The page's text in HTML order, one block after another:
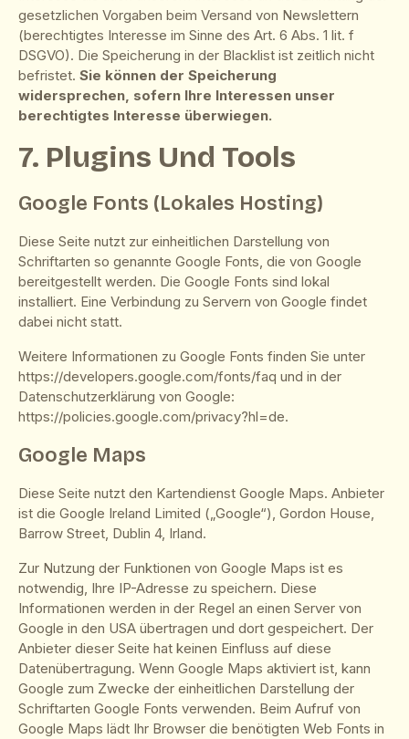
gesetzlichen Vorgaben beim Versand von Newslettern
(berechtigtes Interesse im Sinne des Art. 6 Abs. 1 lit. f
DSGVO). Die Speicherung in der Blacklist ist zeitlich nicht
befristet. Sie können der Speicherung
widersprechen, sofern Ihre Interessen unser
berechtigtes Interesse überwiegen.
7. Plugins Und Tools
Google Fonts (Lokales Hosting)
Diese Seite nutzt zur einheitlichen Darstellung von
Schriftarten so genannte Google Fonts, die von Google
bereitgestellt werden. Die Google Fonts sind lokal
installiert. Eine Verbindung zu Servern von Google findet
dabei nicht statt.
Weitere Informationen zu Google Fonts finden Sie unter
https://developers.google.com/fonts/faq und in der
Datenschutzerklärung von Google:
https://policies.google.com/privacy?hl=de.
Google Maps
Diese Seite nutzt den Kartendienst Google Maps. Anbieter
ist die Google Ireland Limited („Google“), Gordon House,
Barrow Street, Dublin 4, Irland.
Zur Nutzung der Funktionen von Google Maps ist es
notwendig, Ihre IP-Adresse zu speichern. Diese
Informationen werden in der Regel an einen Server von
Google in den USA übertragen und dort gespeichert. Der
Anbieter dieser Seite hat keinen Einfluss auf diese
Datenübertragung. Wenn Google Maps aktiviert ist, kann
Google zum Zwecke der einheitlichen Darstellung der
Schriftarten Google Fonts verwenden. Beim Aufruf von
Google Maps lädt Ihr Browser die benötigten Web Fonts in